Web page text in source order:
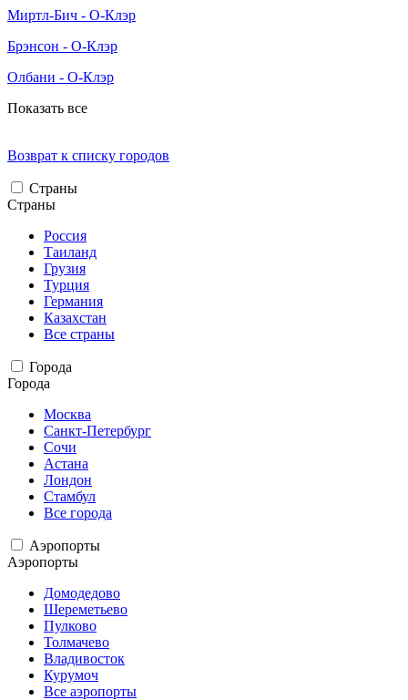
Миртл-Бич - О-Клэр
Брэнсон - О-Клэр
Олбани - О-Клэр
Показать все
Возврат к списку городов
Страны
Страны
Россия
Таиланд
Грузия
Турция
Германия
Казахстан
Все страны
Города
Города
Москва
Санкт-Петербург
Сочи
Астана
Лондон
Стамбул
Все города
Аэропорты
Аэропорты
Домодедово
Шереметьево
Пулково
Толмачево
Владивосток
Курумоч
Все аэропорты